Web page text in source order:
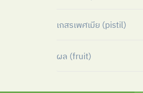
เกสรเพศเมีย (pistil)
ผล (fruit)